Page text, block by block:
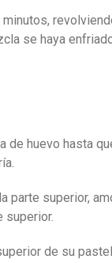
se haya
de huevo hasta
parte superior,
superior.
de su